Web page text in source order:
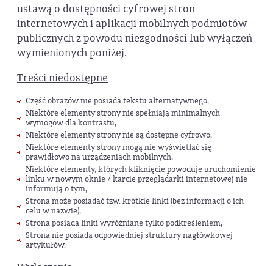
ustawą o dostępności cyfrowej stron
internetowych i aplikacji mobilnych podmiotów
publicznych z powodu niezgodności lub wyłączeń
wymienionych poniżej.
Treści niedostępne
Część obrazów nie posiada tekstu alternatywnego,
Niektóre elementy strony nie spełniają minimalnych
wymogów dla kontrastu,
Niektóre elementy strony nie są dostępne cyfrowo,
Niektóre elementy strony mogą nie wyświetlać się
prawidłowo na urządzeniach mobilnych,
Niektóre elementy, których kliknięcie powoduje uruchomienie
linku w nowym oknie / karcie przeglądarki internetowej nie
informują o tym,
Strona może posiadać tzw. krótkie linki (bez informacji o ich
celu w nazwie),
Strona posiada linki wyróżniane tylko podkreśleniem,
Strona nie posiada odpowiedniej struktury nagłówkowej
artykułów.